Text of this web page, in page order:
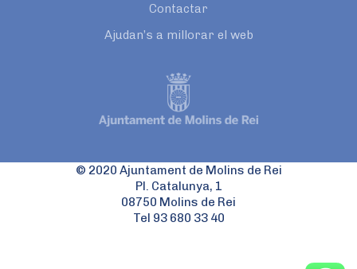
Contactar
Ajudan’s a millorar el web
© 2020 Ajuntament de Molins de Rei
Pl. Catalunya, 1
08750 Molins de Rei
Tel 93 680 33 40